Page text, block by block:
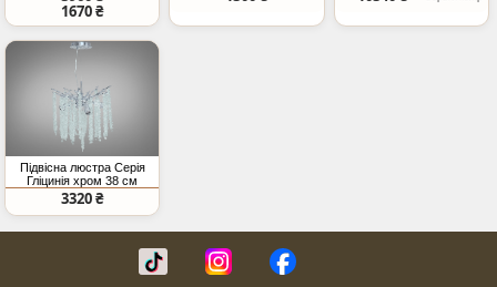
1670 ₴
Підвісна люстра Серія
Гліцинія хром 38 см
E14x4
3320 ₴